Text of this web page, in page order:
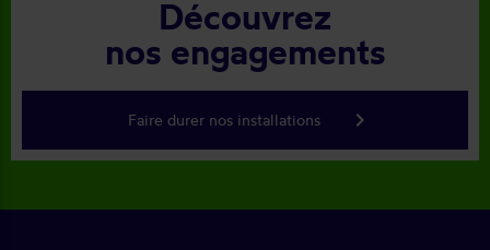
Découvrez
nos engagements
Faire durer nos installations keyboard_arrow_right